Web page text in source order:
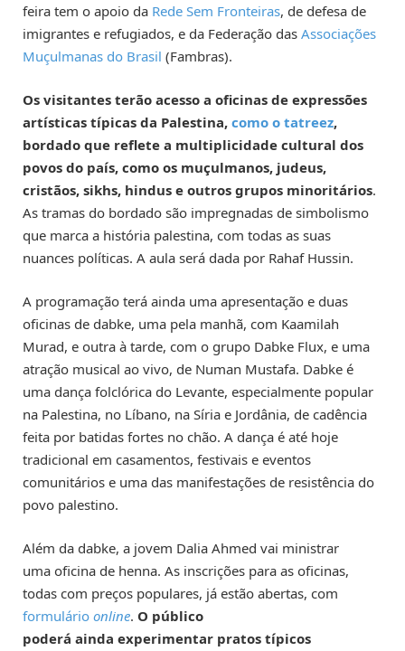
feira tem o apoio da Rede Sem Fronteiras, de defesa de
imigrantes e refugiados, e da Federação das Associações
Muçulmanas do Brasil (Fambras).
Os visitantes terão acesso a oficinas de expressões
artísticas típicas da Palestina, como o tatreez,
bordado que reflete a multiplicidade cultural dos
povos do país, como os muçulmanos, judeus,
cristãos, sikhs, hindus e outros grupos minoritários.
As tramas do bordado são impregnadas de simbolismo
que marca a história palestina, com todas as suas
nuances políticas. A aula será dada por Rahaf Hussin.
A programação terá ainda uma apresentação e duas
oficinas de dabke, uma pela manhã, com Kaamilah
Murad, e outra à tarde, com o grupo Dabke Flux, e uma
atração musical ao vivo, de Numan Mustafa. Dabke é
uma dança folclórica do Levante, especialmente popular
na Palestina, no Líbano, na Síria e Jordânia, de cadência
feita por batidas fortes no chão. A dança é até hoje
tradicional em casamentos, festivais e eventos
comunitários e uma das manifestações de resistência do
povo palestino.
Além da dabke, a jovem Dalia Ahmed vai ministrar
uma oficina de henna. As inscrições para as oficinas,
todas com preços populares, já estão abertas, com
formulário online. O público
poderá ainda experimentar pratos típicos